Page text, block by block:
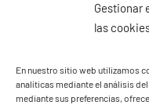
Gestionar
las
En nuestro sitio web utilizamos
analíticas mediante el análisis
mediante sus preferencias,
Pza. de Los Remedios,
35570 – Yaiza